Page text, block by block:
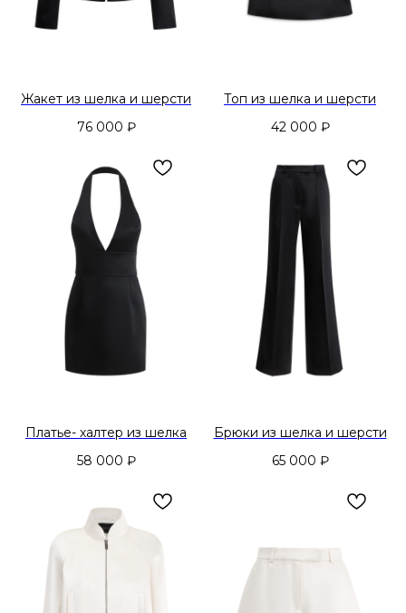
Жакет из шелка и шерсти
76 000 ₽
Топ из шелка и шерсти
42 000 ₽
Платье- халтер из шелка
58 000 ₽
Брюки из шелка и шерсти
65 000 ₽